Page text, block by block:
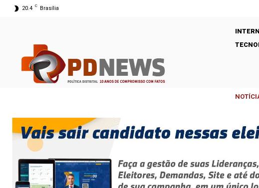
20.4 C Brasília